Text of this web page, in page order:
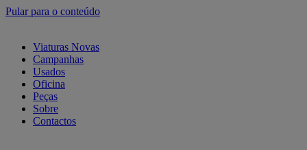
Pular para o conteúdo
Viaturas Novas
Campanhas
Usados
Oficina
Peças
Sobre
Contactos